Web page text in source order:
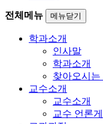
전체메뉴 메뉴닫기
학과소개
인사말
학과소개
찾아오시는
교수소개
교수소개
교수 언론